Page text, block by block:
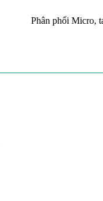
Phân phối Micro,